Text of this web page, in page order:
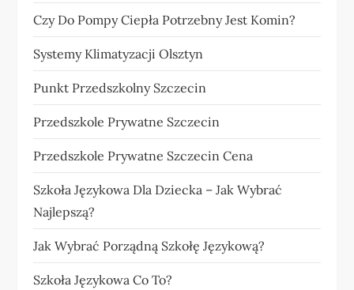
Czy Do Pompy Ciepła Potrzebny Jest Komin?
Systemy Klimatyzacji Olsztyn
Punkt Przedszkolny Szczecin
Przedszkole Prywatne Szczecin
Przedszkole Prywatne Szczecin Cena
Szkoła Językowa Dla Dziecka – Jak Wybrać
Najlepszą?
Jak Wybrać Porządną Szkołę Językową?
Szkoła Językowa Co To?